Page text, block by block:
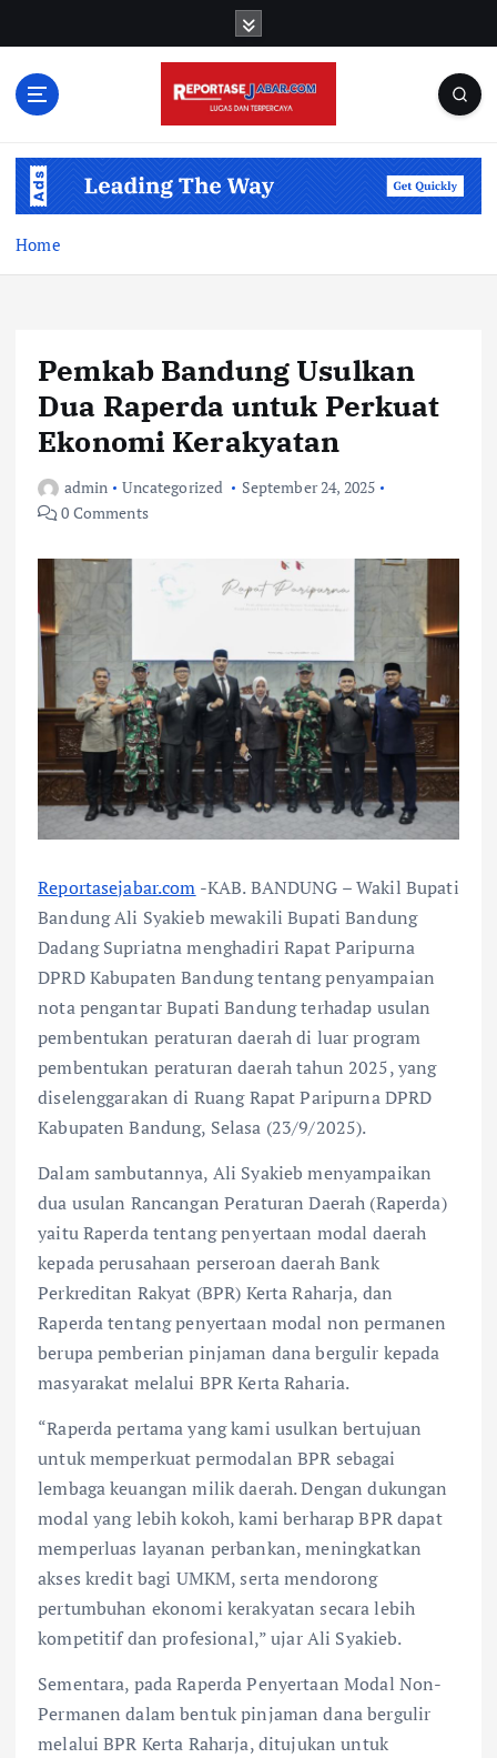
Home
Pemkab Bandung Usulkan
Dua Raperda untuk Perkuat
Ekonomi Kerakyatan
admin Uncategorized
September 24, 2025
0 Comments
Reportasejabar.com -KAB. BANDUNG – Wakil Bupati
Bandung Ali Syakieb mewakili Bupati Bandung
Dadang Supriatna menghadiri Rapat Paripurna
DPRD Kabupaten Bandung tentang penyampaian
nota pengantar Bupati Bandung terhadap usulan
pembentukan peraturan daerah di luar program
pembentukan peraturan daerah tahun 2025, yang
diselenggarakan di Ruang Rapat Paripurna DPRD
Kabupaten Bandung, Selasa (23/9/2025).
Dalam sambutannya, Ali Syakieb menyampaikan
dua usulan Rancangan Peraturan Daerah (Raperda)
yaitu Raperda tentang penyertaan modal daerah
kepada perusahaan perseroan daerah Bank
Perkreditan Rakyat (BPR) Kerta Raharja, dan
Raperda tentang penyertaan modal non permanen
berupa pemberian pinjaman dana bergulir kepada
masyarakat melalui BPR Kerta Raharia.
“Raperda pertama yang kami usulkan bertujuan
untuk memperkuat permodalan BPR sebagai
lembaga keuangan milik daerah. Dengan dukungan
modal yang lebih kokoh, kami berharap BPR dapat
memperluas layanan perbankan, meningkatkan
akses kredit bagi UMKM, serta mendorong
pertumbuhan ekonomi kerakyatan secara lebih
kompetitif dan profesional,” ujar Ali Syakieb.
Sementara, pada Raperda Penyertaan Modal Non-
Permanen dalam bentuk pinjaman dana bergulir
melalui BPR Kerta Raharja, ditujukan untuk